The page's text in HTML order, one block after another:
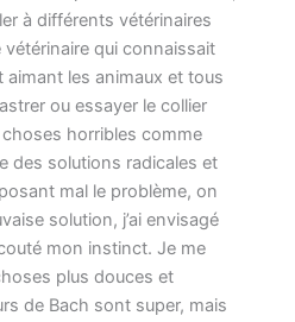
à différents vétérinaires
qui connaissait
les animaux et tous
ou essayer le collier
horribles comme
des solutions radicales et
mal le problème, on
solution, j’ai envisagé
mon instinct. Je me
plus douces et
de Bach sont super, mais